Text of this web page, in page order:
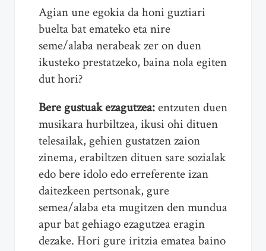
Agian une egokia da honi guztiari
buelta bat emateko eta nire
seme/alaba nerabeak zer on duen
ikusteko prestatzeko, baina nola egiten
dut hori?
Bere gustuak ezagutzea:entzuten duen
musikara hurbiltzea, ikusi ohi dituen
telesailak, gehien gustatzen zaion
zinema, erabiltzen dituen sare sozialak
edo bere idolo edo erreferente izan
daitezkeen pertsonak, gure
semea/alaba eta mugitzen den mundua
apur bat gehiago ezagutzea eragin
dezake. Hori gure iritzia ematea baino